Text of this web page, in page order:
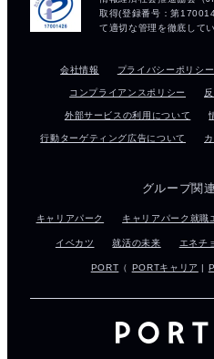
会社情報 プライバシーポリシー
コンプライアンスポリシー
外部サービスの利用について
行動ターゲティング広告について